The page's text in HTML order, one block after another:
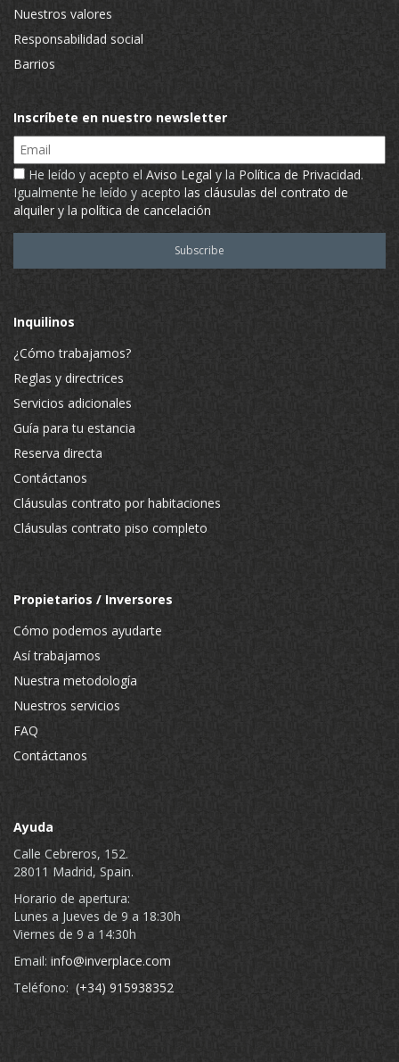
Nuestros valores
Responsabilidad social
Barrios
Inscríbete en nuestro newsletter
Email
He leído y acepto el Aviso Legal y la Política de Privacidad.
Igualmente he leído y acepto las cláusulas del contrato de
alquiler y la política de cancelación
Inquilinos
¿Cómo trabajamos?
Reglas y directrices
Servicios adicionales
Guía para tu estancia
Reserva directa
Contáctanos
Cláusulas contrato por habitaciones
Cláusulas contrato piso completo
Propietarios / Inversores
Cómo podemos ayudarte
Así trabajamos
Nuestra metodología
Nuestros servicios
FAQ
Contáctanos
Ayuda
Calle Cebreros, 152.
28011 Madrid, Spain.
Horario de apertura:
Lunes a Jueves de 9 a 18:30h
Viernes de 9 a 14:30h
Email: info@inverplace.com
Teléfono: (+34) 915938352